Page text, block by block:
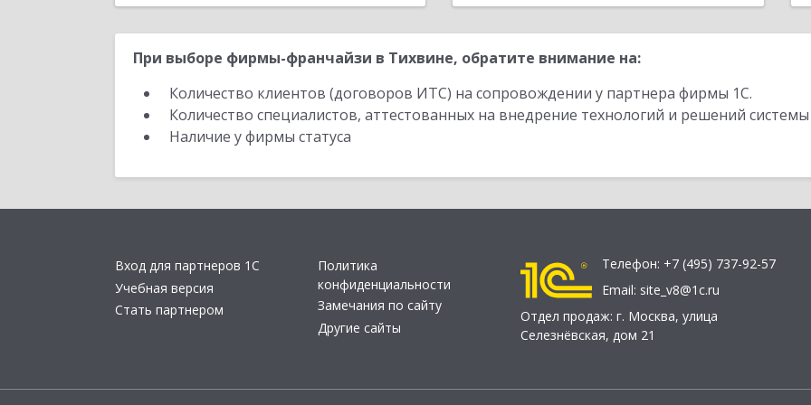
При выборе фирмы-франчайзи в Тихвине, обратите внимание на:
Количество клиентов (договоров ИТС) на сопровождении у партнера фирмы 1С.
Количество специалистов, аттестованных на внедрение технологий и решений
Наличие у фирмы статуса
Вход для партнеров 1С
Учебная версия
Стать партнером
Политика
конфиденциальности
Замечания по сайту
Другие сайты
Телефон: +7 (495) 737-92-57
Email: site_v8@1c.ru
Отдел продаж: г. Москва, улица
Селезнёвская, дом 21